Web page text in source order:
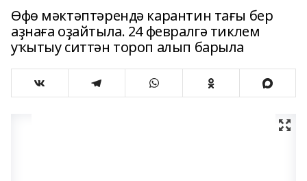
Өфө мәктәптәрендә карантин тағы бер
аҙнаға оҙайтыла. 24 февралгә тиклем
уҡытыу ситтән тороп алып барыла